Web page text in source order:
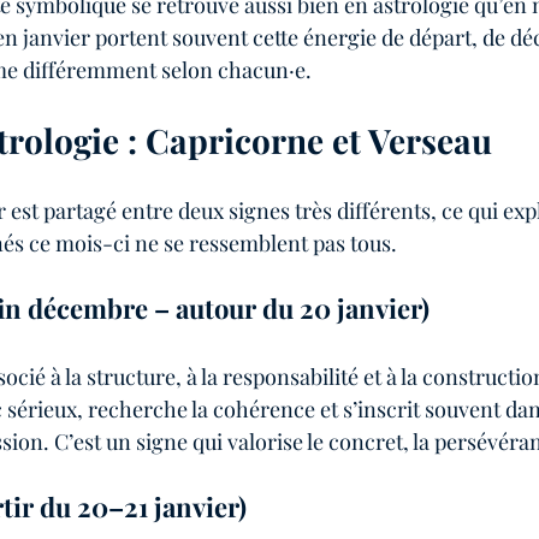
janvier portent souvent cette énergie de départ, de
différemment selon chacun·e.
: Capricorne et Verseau
partagé entre deux signes très différents, ce qui
ce mois-ci ne se ressemblent pas tous.
décembre – autour du 20 janvier)
à la structure, à la responsabilité et à la
recherche la cohérence et s’inscrit souvent
C’est un signe qui valorise le concret, la
du 20–21 janvier)